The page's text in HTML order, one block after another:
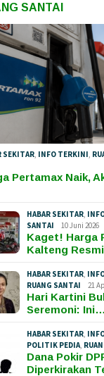
SANTAI
SEKITAR INFO TERKINI
Pertamax Naik,
HABAR SEKITAR
SANTAI
10 Juni 2026
Kaget! Harga
Kalteng
HABAR SEKITAR
RUANG SANTAI
21
Hari Kartini
Seremoni: Ini…
HABAR SEKITAR
POLITIK PEDIA
Dana Pokir
Diperkirakan